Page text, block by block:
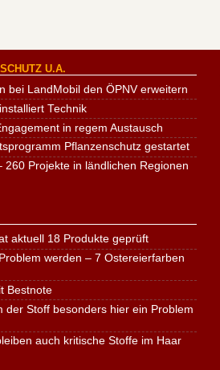
U.A.
bei LandMobil den ÖPNV erweitern
Technik
in regem Austausch
Pflanzenschutz gestartet
260 Projekte in ländlichen Regionen
aktuell 18 Produkte geprüft
werden – 7 Ostereierfarben
Bestnote
der Stoff besonders hier ein Problem
auch kritische Stoffe im Haar